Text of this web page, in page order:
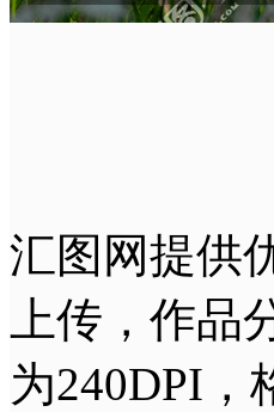
汇图网提供
上传，作
为240DPI，